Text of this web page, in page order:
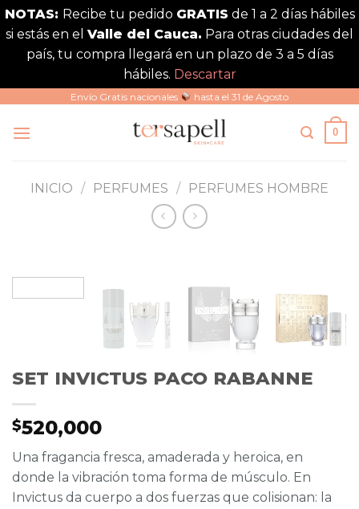
NOTAS: Recibe tu pedido GRATIS de 1 a 2 días hábiles
si estás en el Valle del Cauca. Para otras ciudades del
país, tu compra llegará en un plazo de 3 a 5 días
hábiles. Descartar
contenido
Envío Gratis nacionales hasta el 31 de Agosto
0
INICIO / PERFUMES / PERFUMES HOMBRE
SET INVICTUS PACO RABANNE
$520,000
Una fragancia fresca, amaderada y heroica, en
donde la vibración toma forma de músculo. En
Invictus da cuerpo a dos fuerzas que colisionan: la